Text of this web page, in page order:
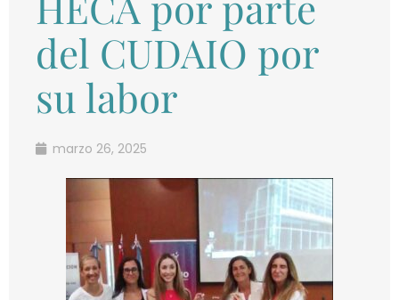
del CUDAIO por
su labor
marzo 26, 2025